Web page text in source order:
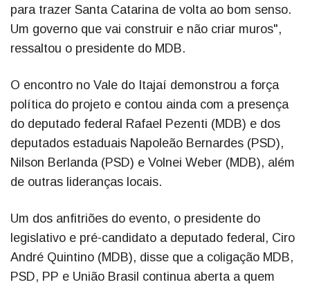
para trazer Santa Catarina de volta ao bom senso.
Um governo que vai construir e não criar muros",
ressaltou o presidente do MDB.
O encontro no Vale do Itajaí demonstrou a força
política do projeto e contou ainda com a presença
do deputado federal Rafael Pezenti (MDB) e dos
deputados estaduais Napoleão Bernardes (PSD),
Nilson Berlanda (PSD) e Volnei Weber (MDB), além
de outras lideranças locais.
Um dos anfitriões do evento, o presidente do
legislativo e pré-candidato a deputado federal, Ciro
André Quintino (MDB), disse que a coligação MDB,
PSD, PP e União Brasil continua aberta a quem